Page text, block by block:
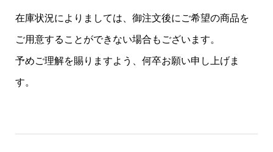
在庫状況によりましては、御注文後にご希望の商品を
ご用意することができない場合もございます。
予めご理解を賜りますよう、何卒お願い申し上げま
す。